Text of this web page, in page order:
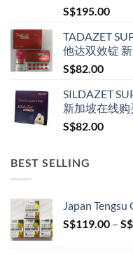
S$195.00
TADAZET
他达双效锭
S$82.00
SILDAZET
新加坡在线购
S$82.00
BEST SELLING
Japan
S$119.00 – S$